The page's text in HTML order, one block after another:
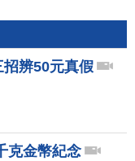
招辨50元真假
克金幣紀念